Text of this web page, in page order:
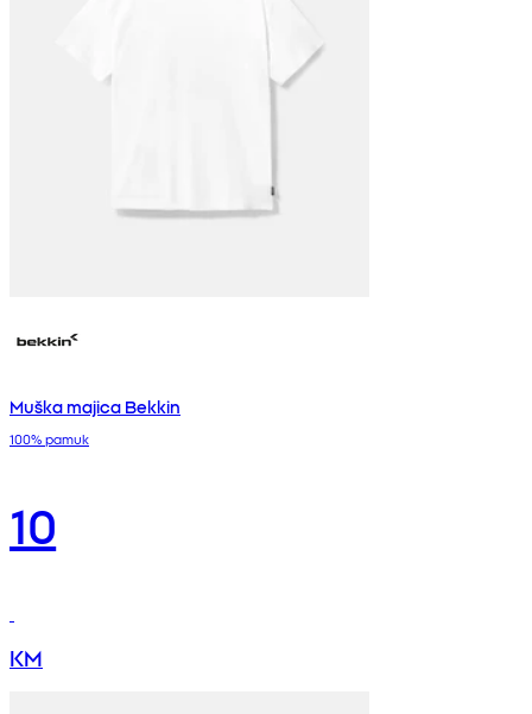
Muška majica Bekkin
100% pamuk
10
KM